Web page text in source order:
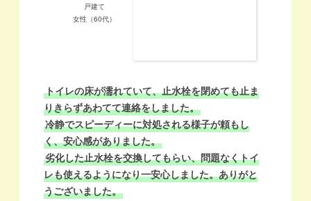
戸建て
女性（60代）
トイレの床が濡れていて、止水栓を閉めても止ま
りきらずあわてて連絡をしました。
冷静でスピーディーに対処される様子が頼もし
く、安心感がありました。
劣化した止水栓を交換してもらい、問題なくトイ
レも使えるようになり一安心しました。ありがと
うございました。